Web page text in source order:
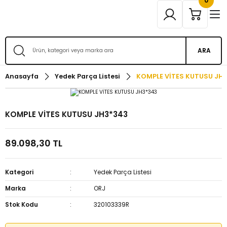
ARA
Anasayfa Yedek Parça Listesi KOMPLE VİTES KUTUSU
KOMPLE VİTES KUTUSU JH3*343
89.098,30 TL
Kategori
Yedek Parça Listesi
Marka
ORJ
Stok Kodu
320103339R